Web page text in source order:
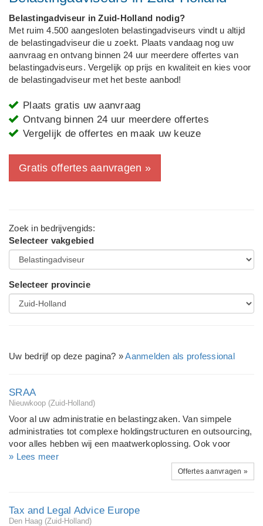
Belastingadviseur in Zuid-Holland nodig?
Met ruim 4.500 aangesloten belastingadviseurs vindt u altijd
de belastingadviseur die u zoekt. Plaats vandaag nog uw
aanvraag en ontvang binnen 24 uur meerdere offertes van
belastingadviseurs. Vergelijk op prijs en kwaliteit en kies voor
de belastingadviseur met het beste aanbod!
Plaats gratis uw aanvraag
Ontvang binnen 24 uur meerdere offertes
Vergelijk de offertes en maak uw keuze
Gratis offertes aanvragen »
Zoek in bedrijvengids:
Selecteer vakgebied
Selecteer provincie
Uw bedrijf op deze pagina? »Aanmelden als professional
SRAA
Nieuwkoop (Zuid-Holland)
Voor al uw administratie en belastingzaken. Van simpele
administraties tot complexe holdingstructuren en outsourcing,
voor alles hebben wij een maatwerkoplossing. Ook voor
salarisadministratie bent u bij ons aan het juiste adres. Onze
diensten omvatten alles op administratief - en fiscaal gebied.
Kijk op onze site voor een uitgebreide omschrijving van al
SRaa: wel de kennis en kunde maar niet de kosten van de
grote accountantskantoren! Uw financiële huisarts!
» Lees meer
Offertes aanvragen »
Tax and Legal Advice Europe
Den Haag (Zuid-Holland)